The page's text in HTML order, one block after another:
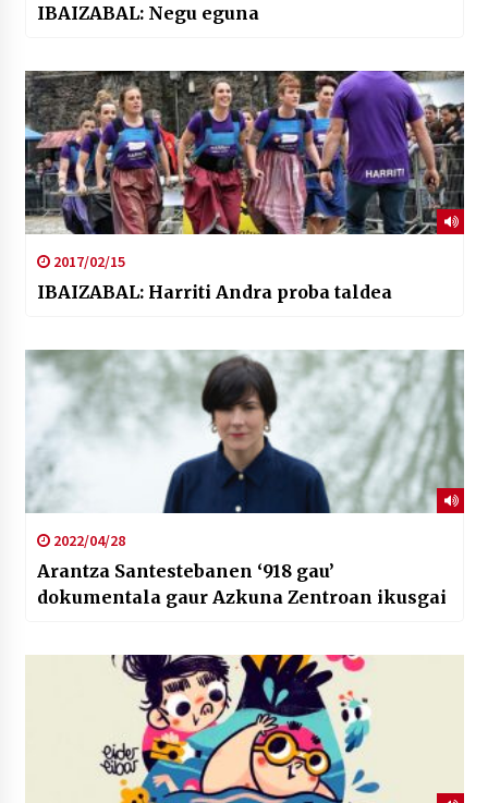
IBAIZABAL: Negu eguna
2017/02/15
IBAIZABAL: Harriti Andra proba taldea
2022/04/28
Arantza Santestebanen ‘918 gau’
dokumentala gaur Azkuna Zentroan ikusgai